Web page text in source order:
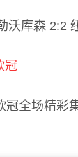
沃库森 2:2
冠
冠全场精彩